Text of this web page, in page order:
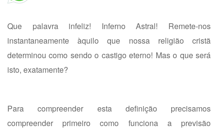
Que palavra infeliz! Inferno Astral! Remete-nos
instantaneamente àquilo que nossa religião cristã
determinou como sendo o castigo eterno! Mas o que será
isto, exatamente?
Para compreender esta definição precisamos
compreender primeiro como funciona a previsão